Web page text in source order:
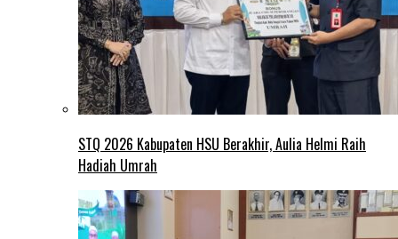
STQ 2026 Kabupaten HSU Berakhir, Aulia Helmi Raih
Hadiah Umrah